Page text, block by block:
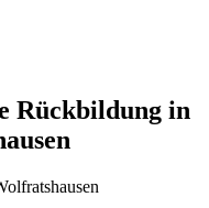
Rückbildung in